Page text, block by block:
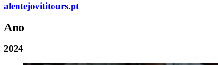
alentejovititours.pt
Ano
2024